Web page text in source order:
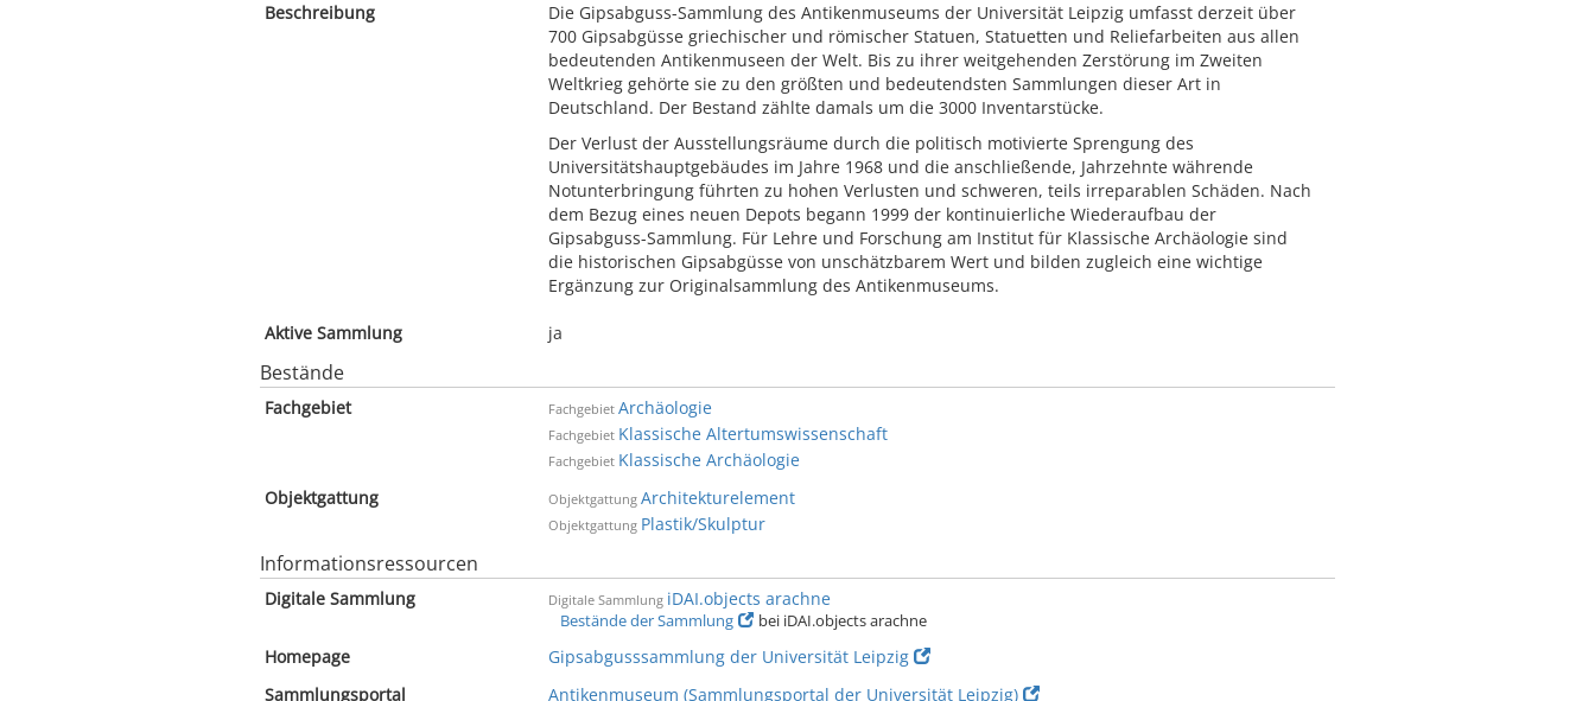
Beschreibung
Die Gipsabguss-Sammlung des Antikenmuseums der Universität Leipzig umfasst derzeit über
700 Gipsabgüsse griechischer und römischer Statuen, Statuetten und Reliefarbeiten aus allen
bedeutenden Antikenmuseen der Welt. Bis zu ihrer weitgehenden Zerstörung im Zweiten
Weltkrieg gehörte sie zu den größten und bedeutendsten Sammlungen dieser Art in
Deutschland. Der Bestand zählte damals um die 3000 Inventarstücke.
Der Verlust der Ausstellungsräume durch die politisch motivierte Sprengung des
Universitätshauptgebäudes im Jahre 1968 und die anschließende, Jahrzehnte währende
Notunterbringung führten zu hohen Verlusten und schweren, teils irreparablen Schäden. Nach
dem Bezug eines neuen Depots begann 1999 der kontinuierliche Wiederaufbau der
Gipsabguss-Sammlung. Für Lehre und Forschung am Institut für Klassische Archäologie sind
die historischen Gipsabgüsse von unschätzbarem Wert und bilden zugleich eine wichtige
Ergänzung zur Originalsammlung des Antikenmuseums.
Aktive Sammlung ja
Bestände
Fachgebiet Fachgebiet Archäologie
Fachgebiet Klassische Altertumswissenschaft
Fachgebiet Klassische Archäologie
Objektgattung
Objektgattung Architekturelement
Objektgattung Plastik/Skulptur
Informationsressourcen
Digitale Sammlung Digitale Sammlung iDAI.objects arachne
Bestände der Sammlung bei iDAI.objects arachne
Homepage
Gipsabgusssammlung der Universität Leipzig
Sammlungsportal
Antikenmuseum (Sammlungsportal der Universität Leipzig)